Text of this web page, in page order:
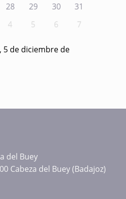
28 29 30
31
4 5 6 7
5 de diciembre de
del Buey
Cabeza del Buey (Badajoz)